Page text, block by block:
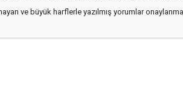
ve büyük harflerle yazılmış yorumlar